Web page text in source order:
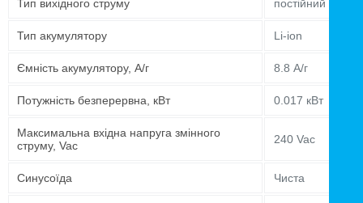
Тип вихідного струму постійний
Тип акумулятору Li-ion
Ємність акумулятору, А/г 8.8 А/г
Потужність безперервна, кВт 0.017 кВт
Максимальна вхідна напруга змінного
струму, Vac
240 Vac
Синусоїда Чиста